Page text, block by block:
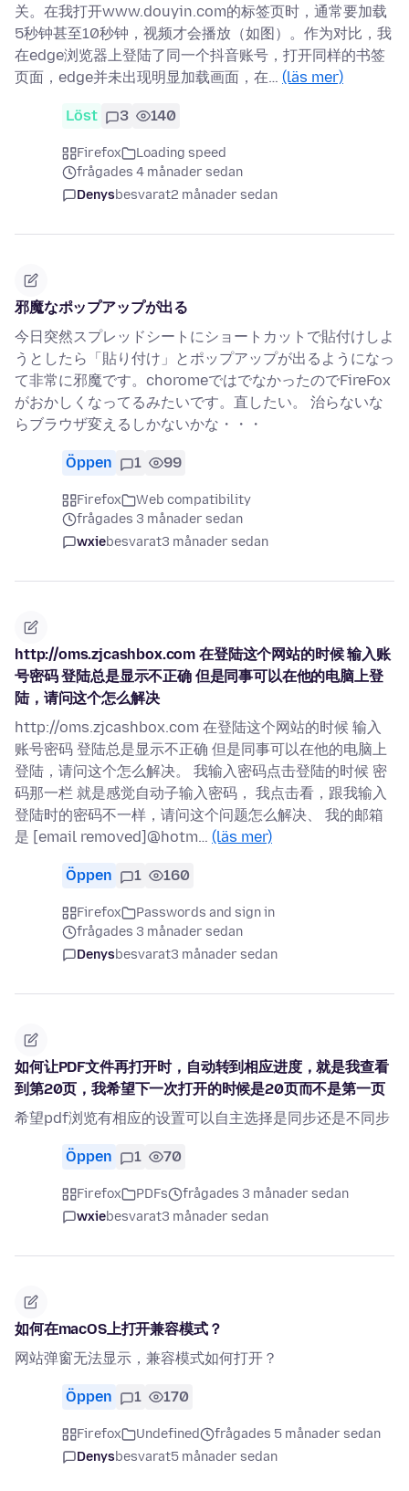
关。在我打开www.douyin.com的标签页时，通常要加载
5秒钟甚至10秒钟，视频才会播放（如图）。作为对比，我
在edge浏览器上登陆了同一个抖音账号，打开同样的书签
页面，edge并未出现明显加载画面，在… (läs mer)
Löst 3 140
Firefox
Loading speed
frågades 4 månader sedan
Denysbesvarat2 månader sedan
邪魔なポップアップが出る
今日突然スプレッドシートにショートカットで貼付けしよ
うとしたら「貼り付け」とポップアップが出るようになっ
て非常に邪魔です。choromeではでなかったのでFireFox
がおかしくなってるみたいです。直したい。 治らないな
らブラウザ変えるしかないかな・・・
Öppen 1 99
Firefox
Web compatibility
frågades 3 månader sedan
wxiebesvarat3 månader sedan
http://oms.zjcashbox.com 在登陆这个网站的时候 输入账
号密码 登陆总是显示不正确 但是同事可以在他的电脑上登
陆，请问这个怎么解决
http://oms.zjcashbox.com 在登陆这个网站的时候 输入
账号密码 登陆总是显示不正确 但是同事可以在他的电脑上
登陆，请问这个怎么解决。 我输入密码点击登陆的时候 密
码那一栏 就是感觉自动子输入密码， 我点击看，跟我输入
登陆时的密码不一样，请问这个问题怎么解决、 我的邮箱
是 [email removed]@hotm… (läs mer)
Öppen 1 160
Firefox
Passwords and sign in
frågades 3 månader sedan
Denysbesvarat3 månader sedan
如何让PDF文件再打开时，自动转到相应进度，就是我查看
到第20页，我希望下一次打开的时候是20页而不是第一页
希望pdf浏览有相应的设置可以自主选择是同步还是不同步
Öppen 1 70
Firefox PDFs
frågades 3 månader sedan
wxiebesvarat3 månader sedan
如何在macOS上打开兼容模式？
网站弹窗无法显示，兼容模式如何打开？
Öppen 1 170
Firefox Undefined
frågades 5 månader sedan
Denysbesvarat5 månader sedan